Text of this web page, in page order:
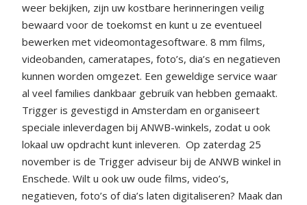
weer bekijken, zijn uw kostbare herinneringen veilig
bewaard voor de toekomst en kunt u ze eventueel
bewerken met videomontagesoftware. 8 mm films,
videobanden, cameratapes, foto’s, dia’s en negatieven
kunnen worden omgezet. Een geweldige service waar
al veel families dankbaar gebruik van hebben gemaakt.
Trigger is gevestigd in Amsterdam en organiseert
speciale inleverdagen bij ANWB-winkels, zodat u ook
lokaal uw opdracht kunt inleveren. Op zaterdag 25
november is de Trigger adviseur bij de ANWB winkel in
Enschede. Wilt u ook uw oude films, video’s,
negatieven, foto’s of dia’s laten digitaliseren? Maak dan